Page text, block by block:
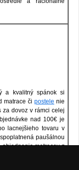
a kvalitný spánok si
matrace čipostele nie
za dovoz v rámci celej
nad 100€ je
lacnejšieho tovaru v
paušálnou
objednania matracov z